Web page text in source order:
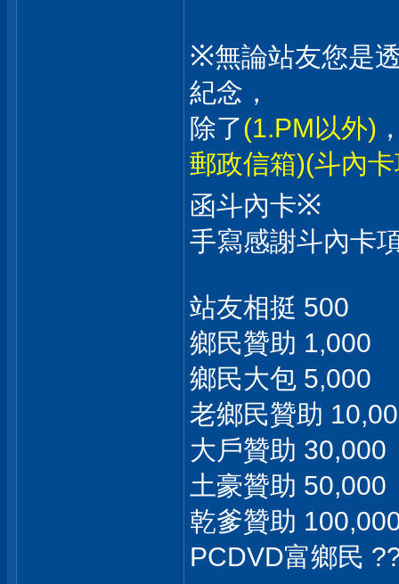
※無論站友您是
紀念，
除了(1.PM以外)
郵政信箱)(斗內
函斗內卡※
手寫感謝斗內卡
站友相挺 500
鄉民贊助 1,000
鄉民大包 5,000
老鄉民贊助
大戶贊助 30,000
土豪贊助 50,000
乾爹贊助
PCDVD富鄉民